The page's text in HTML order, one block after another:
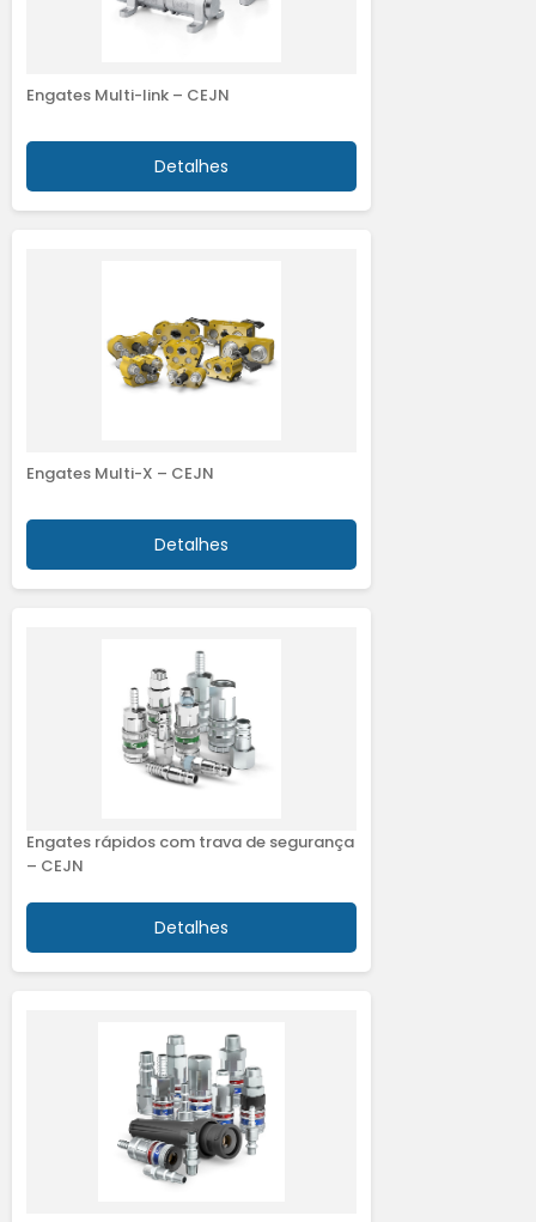
Engates Multi-link – CEJN
Detalhes
Engates Multi-X – CEJN
Detalhes
Engates rápidos com trava de segurança
– CEJN
Detalhes